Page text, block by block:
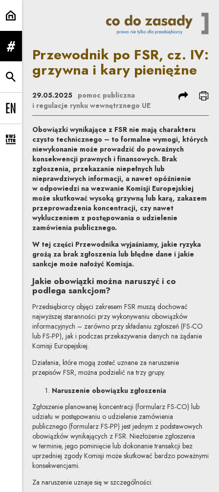
Przewodnik po FSR, cz. IV:
rozwiń menu
rozwiń wyszukiwarkę
Change language to EN
rozwiń formularz zapisu na newsletter
Przewodnik po FSR, cz. IV:
grzywna i kary pieniężne
29.05.2025 pomoc publiczna
i regulacje rynku wewnętrznego UE
podziel się
Obowiązki wynikające z FSR nie mają charakteru
czysto technicznego – to formalne wymogi, których
niewykonanie może prowadzić do poważnych
konsekwencji prawnych i finansowych. Brak
zgłoszenia, przekazanie niepełnych lub
nieprawdziwych informacji, a nawet opóźnienie
w odpowiedzi na wezwanie Komisji Europejskiej
może skutkować wysoką grzywną lub karą, zakazem
przeprowadzenia koncentracji, czy nawet
wykluczeniem z postępowania o udzielenie
zamówienia publicznego.
W tej części Przewodnika wyjaśniamy, jakie ryzyka
grożą za brak zgłoszenia lub błędne dane i jakie
sankcje może nałożyć Komisja.
Jakie obowiązki można naruszyć i co
podlega sankcjom?
Przedsiębiorcy objęci zakresem FSR muszą dochować
najwyższej staranności przy wykonywaniu obowiązków
informacyjnych – zarówno przy składaniu zgłoszeń (FS-CO
lub FS-PP), jak i podczas przekazywania danych na żądanie
Komisji Europejskiej.
Działania, które mogą zostać uznane za naruszenie
przepisów FSR, można podzielić na trzy grupy.
Naruszenie obowiązku zgłoszenia
Zgłoszenie planowanej koncentracji (formularz FS-CO) lub
udziału w postępowaniu o udzielenie zamówienia
publicznego (formularz FS-PP) jest jednym z podstawowych
obowiązków wynikających z FSR. Niezłożenie zgłoszenia
w terminie, jego pominięcie lub dokonanie transakcji bez
uprzedniej zgody Komisji może skutkować bardzo poważnymi
konsekwencjami.
Za naruszenie uznaje się w szczególności: